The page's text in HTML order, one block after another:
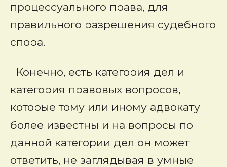
процессуального права, для
правильного разрешения судебного
спора.
Конечно, есть категория дел и
категория правовых вопросов,
которые тому или иному адвокату
более известны и на вопросы по
данной категории дел он может
ответить, не заглядывая в умные